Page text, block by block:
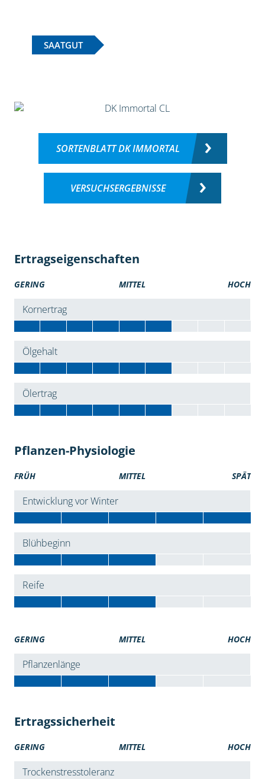
SAATGUT
SORTENBLATT DK IMMORTAL
VERSUCHSERGEBNISSE
Ertragseigenschaften
GERING MITTEL HOCH
Kornertrag
Ölgehalt
Ölertrag
Pflanzen-Physiologie
FRÜH MITTEL SPÄT
Entwicklung vor Winter
Blühbeginn
Reife
GERING MITTEL HOCH
Pflanzenlänge
Ertragssicherheit
GERING MITTEL HOCH
Trockenstresstoleranz